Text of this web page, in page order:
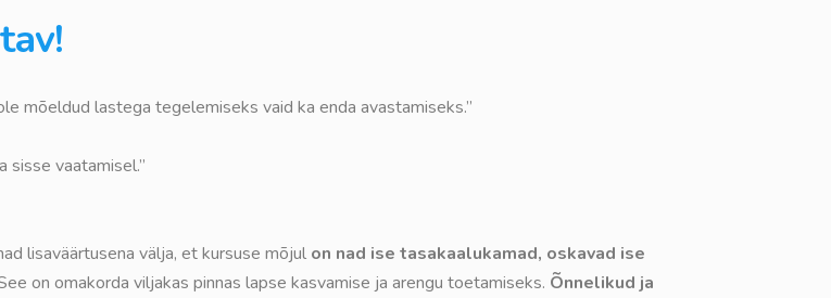
mõeldud lastega tegelemiseks vaid ka enda avastamiseks.”
sisse vaatamisel.”
lisaväärtusena välja, et kursuse mõjul on nad ise tasakaalukamad, oskavad ise
on omakorda viljakas pinnas lapse kasvamise ja arengu toetamiseks. Õnnelikud ja